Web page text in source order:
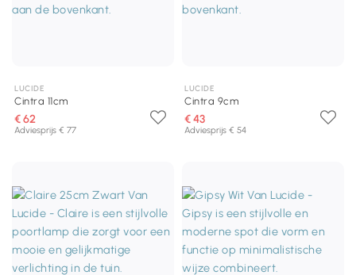
LUCIDE
Cintra 11cm
€ 62
Adviesprijs € 77
LUCIDE
Cintra 9cm
€ 43
Adviesprijs € 54